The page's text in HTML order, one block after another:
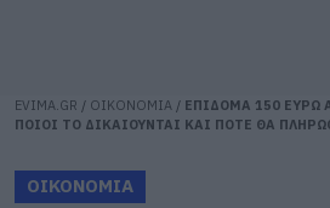
EVIMA.GR / ΟΙΚΟΝΟΜΙΑ / ΕΠΙΔΟΜΑ 150 ΕΥΡΩ
ΠΟΙΟΙ ΤΟ ΔΙΚΑΙΟΥΝΤΑΙ ΚΑΙ ΠΟΤΕ ΘΑ
ΟΙΚΟΝΟΜΙΑ